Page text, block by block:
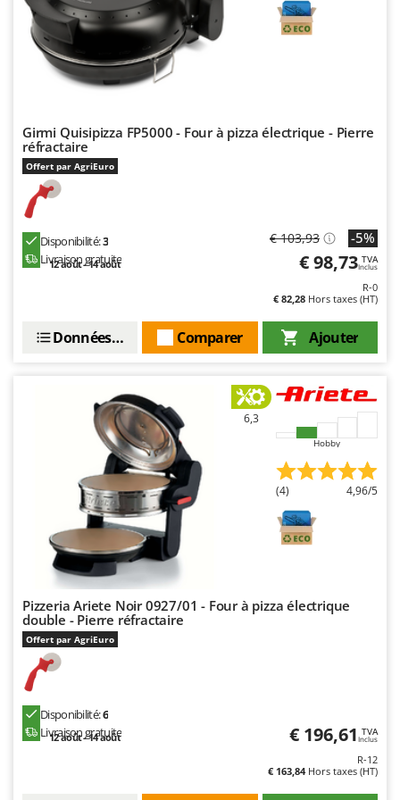
Master
Mastercook
Masterpro
McCulloch
Michelin
Mille
Minox
More than chef
Mowox
New O.M.R.A.
Novatec
Novital
NuAir
NuovaFac
O
Officine Savioli
Oliviero
Olix
Omas
Girmi Quisipizza FP5000 - Four à pizza électrique - Pierre
réfractaire
Offert par AgriEuro
Disponibilité:3
Livraison gratuite
12 août - 14 août
€ 103,93 -5%
€ 98,73 TVA
Inclus
R-0
€ 82,28 Hors taxes (HT)
Ajouter
Comparer
Données techniques
6,3
Hobby
(4) 4,96/5
Pizzeria Ariete Noir 0927/01 - Four à pizza électrique
double - Pierre réfractaire
Offert par AgriEuro
Disponibilité:6
Livraison gratuite
12 août - 14 août € 196,61 TVA
Inclus
R-12
€ 163,84Hors taxes (HT)